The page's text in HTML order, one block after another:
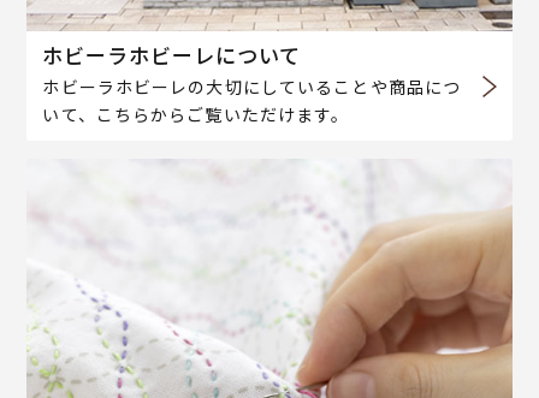
ホビーラホビーレについて
ホビーラホビーレの大切にしていることや商品につ
いて、こちらからご覧いただけます。